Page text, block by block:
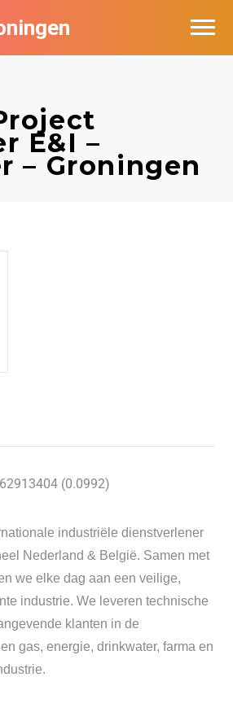
E&I –
– Groningen
(0.0992)
industriële dienstverlener
Nederland & België. Samen met
we elke dag aan een veilige,
industrie. We leveren technische
klanten in de
gas, energie, drinkwater, farma en
in Groningen